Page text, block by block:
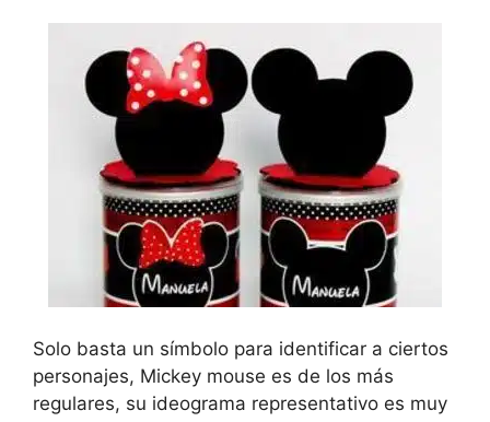
Solo basta un símbolo para identificar a ciertos
personajes, Mickey mouse es de los más
regulares, su ideograma representativo es muy